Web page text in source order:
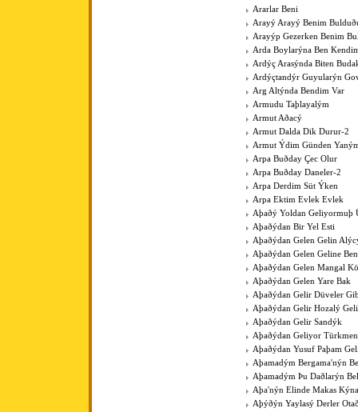
Ararlar Beni
Arayý Arayý Benim
Arayýp Gezerken Benim
Arda Boylarýna Ben
Ardýç Arasýnda Biten
Ardýçtandýr Guyularýn
Arg Altýnda Bendim Var
Armudu Taþlayalým
Armut Aðacý
Armut Dalda Dik Durur-2
Armut Ýdim Günden
Arpa Buðday Çec Olur
Arpa Buðday Daneler-2
Arpa Derdim Süt Ýken
Arpa Ektim Evlek Evlek
Aþaðý Yoldan Geliyormuþ
Aþaðýdan Bir Yel Esti
Aþaðýdan Gelen Gelin
Aþaðýdan Gelen Geline
Aþaðýdan Gelen Mangal
Aþaðýdan Gelen Yare Bak
Aþaðýdan Gelir Düveler
Aþaðýdan Gelir Hozalý
Aþaðýdan Gelir Sandýk
Aþaðýdan Geliyor
Aþaðýdan Yusuf Paþam
Aþamadým Bergama'nýn
Aþamadým Þu Daðlarýn
Aþa'nýn Elinde Makas
Aþýðýn Yaylasý Derler